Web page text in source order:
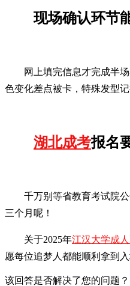
现场确认环节
网上填完信息才完成半
色变化差点被卡，特殊发型记
湖北成考报名
千万别等省教育考试院
三个月呢！
关于2025年江汉大学成
愿每位追梦人都能顺利拿到
该回答是否解决了您的问题？